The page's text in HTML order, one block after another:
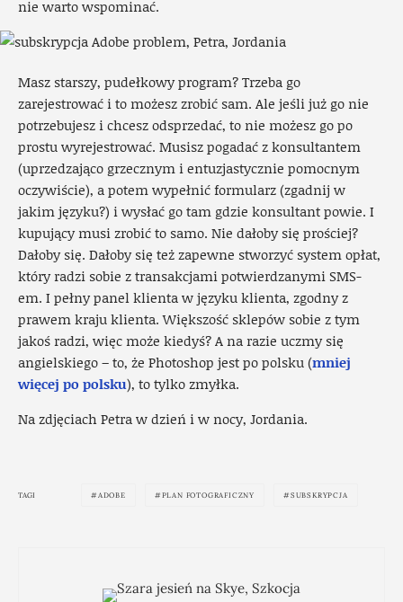
nie warto wspominać.
Masz starszy, pudełkowy program? Trzeba go
zarejestrować i to możesz zrobić sam. Ale jeśli już go nie
potrzebujesz i chcesz odsprzedać, to nie możesz go po
prostu wyrejestrować. Musisz pogadać z konsultantem
(uprzedzająco grzecznym i entuzjastycznie pomocnym
oczywiście), a potem wypełnić formularz (zgadnij w
jakim języku?) i wysłać go tam gdzie konsultant powie. I
kupujący musi zrobić to samo. Nie dałoby się prościej?
Dałoby się. Dałoby się też zapewne stworzyć system opłat,
który radzi sobie z transakcjami potwierdzanymi SMS-
em. I pełny panel klienta w języku klienta, zgodny z
prawem kraju klienta. Większość sklepów sobie z tym
jakoś radzi, więc może kiedyś? A na razie uczmy się
angielskiego – to, że Photoshop jest po polsku (mniej
więcej po polsku), to tylko zmyłka.
Na zdjęciach Petra w dzień i w nocy, Jordania.
TAGI ADOBE PLAN FOTOGRAFICZNY SUBSKRYPCJA